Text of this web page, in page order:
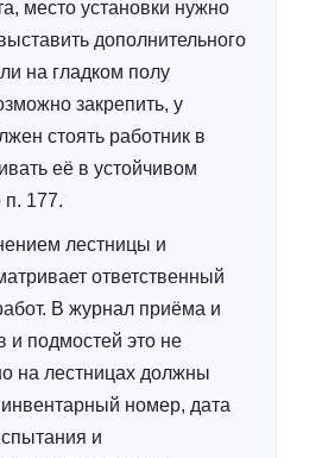
место установки нужно
дополнительного
на гладком полу
закрепить, у
стоять работник в
её в устойчивом
177.
лестницы и
ответственный
В журнал приёма и
и подмостей это не
на лестницах должны
номер, дата
и